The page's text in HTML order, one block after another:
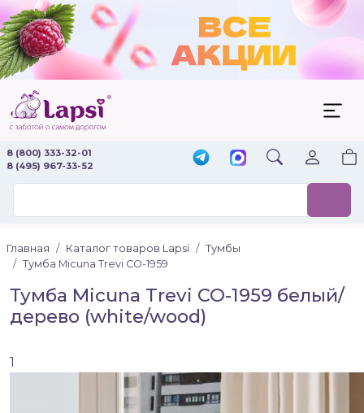
8 (800) 333-32-01
8 (495) 967-33-52
Главная Каталог товаров Lapsi
Тумбы
Тумба Micuna Trevi СО-1959
Тумба Micuna Trevi СО-1959 белый/
дерево (white/wood)
1